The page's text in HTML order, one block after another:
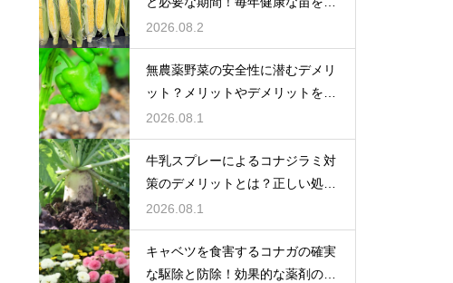
てる
2026.08.2
無農薬野菜の安全性に潜むデメリ
ット？メリットやデメリットを徹
底的に検証
2026.08.1
牛乳スプレーによるコナジラミ対
策のデメリットとは？正しい処理
で防ぐ
2026.08.1
キャベツを食害するコナガの確実
な駆除と防除！効果的な薬剤の選